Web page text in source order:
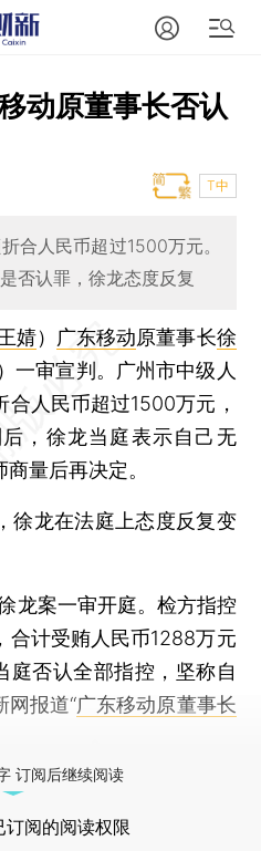
动原董事长否认
T中
合人民币超过1500万元。
否认罪，徐龙态度反复
婧） 广东移动原董事长徐
一审宣判。广州市中级人
人民币超过1500万元，
，徐龙当庭表示自己无
量后再决定。
龙在法庭上态度反复变
案一审开庭。检方指控
合计受贿人民币1288万元
否认全部指控，坚称自
网报道“广东移动原董事长
订阅后继续阅读
订阅的阅读权限